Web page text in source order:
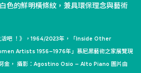
色的鮮明橫條紋，兼具環保理念與藝術
活吧 ！》，1964/2023年，「Inside Other
Artists 1956–1976年」慕尼黑藝術之家展覽現
金， 攝影：Agostino Osio – Alto Piano 圖片由